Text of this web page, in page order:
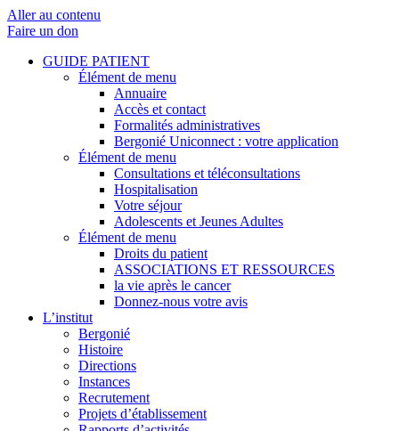
Aller au contenu
Faire un don
GUIDE PATIENT
Élément de menu
Annuaire
Accès et contact
Formalités administratives
Bergonié Uniconnect : votre application
Élément de menu
Consultations et téléconsultations
Hospitalisation
Votre séjour
Adolescents et Jeunes Adultes
Élément de menu
Droits du patient
ASSOCIATIONS ET RESSOURCES
la vie après le cancer
Donnez-nous votre avis
L’institut
Bergonié
Histoire
Directions
Instances
Recrutement
Projets d’établissement